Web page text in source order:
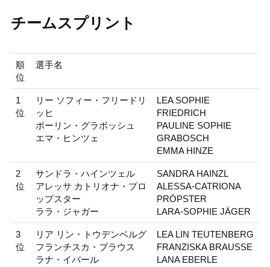
チームスプリント
順
位
選手名
1
位
リー ソフィー・フリードリ
ッヒ
ポーリン・グラボッシュ
エマ・ヒンツェ
LEA SOPHIE
FRIEDRICH
PAULINE SOPHIE
GRABOSCH
EMMA HINZE
2
位
サンドラ・ハインツェル
アレッサ カトリオナ・プロ
ップスター
ララ・ジャガー
SANDRA HAINZL
ALESSA-CATRIONA
PRÖPSTER
LARA-SOPHIE JÄGER
3
位
リア リン・トウデンベルグ
フランチスカ・ブラウス
ラナ・イバール
LEA LIN TEUTENBERG
FRANZISKA BRAUSSE
LANA EBERLE